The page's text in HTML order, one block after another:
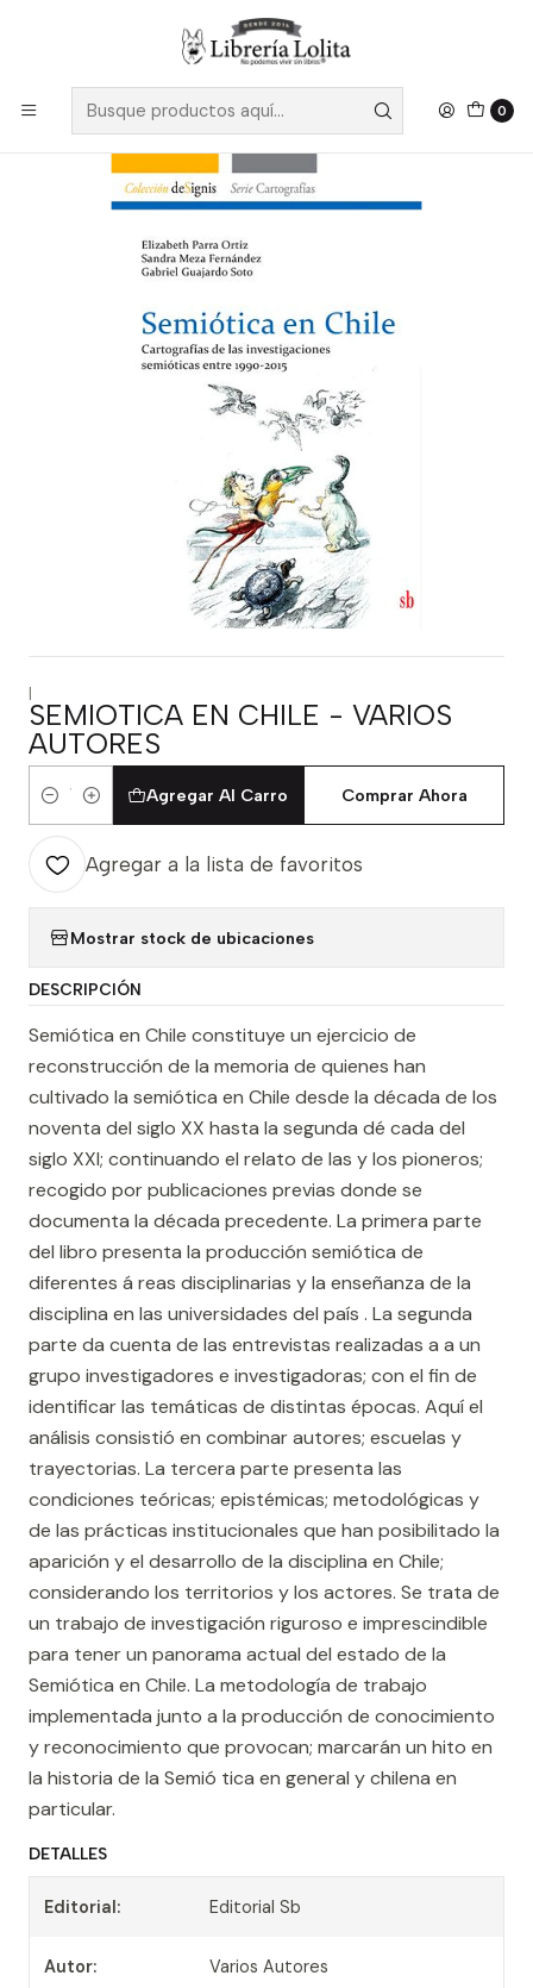
0
Despacho a todo Chile
|
SEMIOTICA EN CHILE - VARIOS
AUTORES
Cantidad
Agregar Al Carro Comprar Ahora
Agregar a la lista de favoritos
Mostrar stock de ubicaciones
DESCRIPCIÓN
Semiótica en Chile constituye un ejercicio de
reconstrucción de la memoria de quienes han
cultivado la semiótica en Chile desde la década de los
noventa del siglo XX hasta la segunda dé cada del
siglo XXI; continuando el relato de las y los pioneros;
recogido por publicaciones previas donde se
documenta la década precedente. La primera parte
del libro presenta la producción semiótica de
diferentes á reas disciplinarias y la enseñanza de la
disciplina en las universidades del país . La segunda
parte da cuenta de las entrevistas realizadas a a un
grupo investigadores e investigadoras; con el fin de
identificar las temáticas de distintas épocas. Aquí el
análisis consistió en combinar autores; escuelas y
trayectorias. La tercera parte presenta las
condiciones teóricas; epistémicas; metodológicas y
de las prácticas institucionales que han posibilitado la
aparición y el desarrollo de la disciplina en Chile;
considerando los territorios y los actores. Se trata de
un trabajo de investigación riguroso e imprescindible
para tener un panorama actual del estado de la
Semiótica en Chile. La metodología de trabajo
implementada junto a la producción de conocimiento
y reconocimiento que provocan; marcarán un hito en
la historia de la Semió tica en general y chilena en
particular.
DETALLES
Editorial: Editorial Sb
Autor: Varios Autores